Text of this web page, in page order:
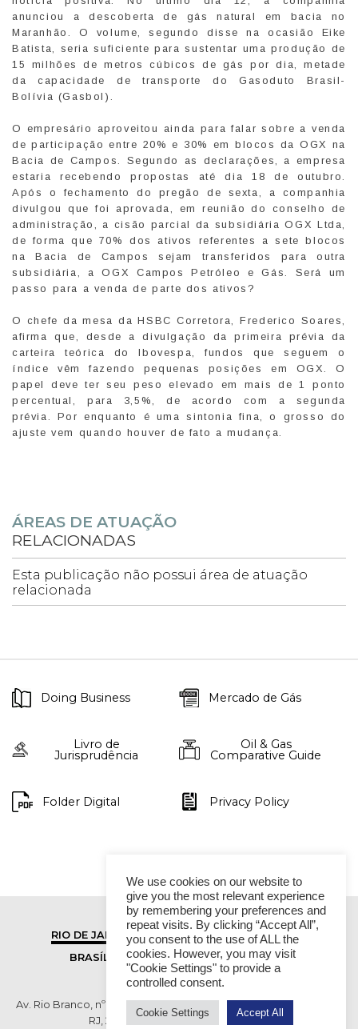
anunciou a descoberta de gás natural em bacia no
Maranhão. O volume, segundo disse na ocasião Eike
Batista, seria suficiente para sustentar uma produção de
15 milhões de metros cúbicos de gás por dia, metade
da capacidade de transporte do Gasoduto Brasil-
Bolívia (Gasbol).
O empresário aproveitou ainda para falar sobre a venda
de participação entre 20% e 30% em blocos da OGX na
Bacia de Campos. Segundo as declarações, a empresa
estaria recebendo propostas até dia 18 de outubro.
Após o fechamento do pregão de sexta, a companhia
divulgou que foi aprovada, em reunião do conselho de
administração, a cisão parcial da subsidiária OGX Ltda,
de forma que 70% dos ativos referentes a sete blocos
na Bacia de Campos sejam transferidos para outra
subsidiária, a OGX Campos Petróleo e Gás. Será um
passo para a venda de parte dos ativos?
O chefe da mesa da HSBC Corretora, Frederico Soares,
afirma que, desde a divulgação da primeira prévia da
carteira teórica do Ibovespa, fundos que seguem o
índice vêm fazendo pequenas posições em OGX. O
papel deve ter seu peso elevado em mais de 1 ponto
percentual, para 3,5%, de acordo com a segunda
prévia. Por enquanto é uma sintonia fina, o grosso do
ajuste vem quando houver de fato a mudança.
ÁREAS DE ATUAÇÃO
RELACIONADAS
Esta publicação não possui área de atuação
relacionada
Doing Business Mercado de Gás
Livro de
Jurisprudência
Oil & Gas
Comparative Guide
Folder Digital Privacy Policy
RIO DE JANEIRO
SÃO PAULO
BRASÍLIA
VITÓRIA
Av. Rio Branco, nº 01, 14º andar - Ed. RB1- Centro, Rio de Janeiro -
RJ, 20090-003 TEL (55 21) 2276 6200
We use cookies on our website to
give you the most relevant experience
by remembering your preferences and
repeat visits. By clicking “Accept All”,
you consent to the use of ALL the
cookies. However, you may visit
"Cookie Settings" to provide a
controlled consent.
Cookie Settings Accept All